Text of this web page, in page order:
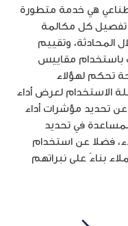
هي خدمة متطورة
تفصيل كل مكالمة
المحادثة، وتقييم
باستخدام مقاييس
تحكم لهؤلاء
الاستخدام لعرض أداء
تحديد مؤشرات أداء
في تحديد
فضلا عن استخدام
بناءً على نبراتهم